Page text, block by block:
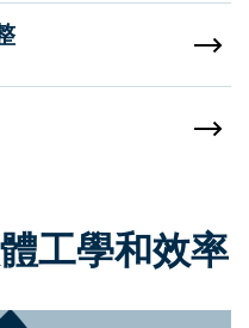
工學和效率